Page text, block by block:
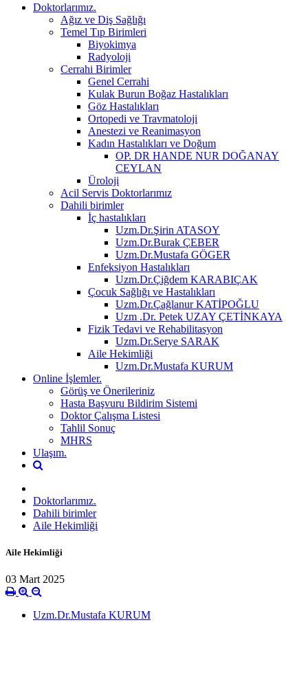
Doktorlarımız.
Ağız ve Diş Sağlığı
Temel Tıp Birimleri
Biyokimya
Radyoloji
Cerrahi Birimler
Genel Cerrahi
Kulak Burun Boğaz Hastalıkları
Göz Hastalıkları
Ortopedi ve Travmatoloji
Anestezi ve Reanimasyon
Kadın Hastalıkları ve Doğum
OP. DR HANDE NUR DOĞANAY
CEYLAN
Üroloji
Acil Servis Doktorlarımız
Dahili birimler
İç hastalıkları
Uzm.Dr.Şirin ATASOY
Uzm.Dr.Burak ÇEBER
Uzm.Dr.Mustafa GÖGER
Enfeksiyon Hastalıkları
Uzm.Dr.Çiğdem KARABIÇAK
Çocuk Sağlığı ve Hastalıkları
Uzm.Dr.Çağlanur KATİPOĞLU
Uzm .Dr. Petek UZAY ÇETİNKAYA
Fizik Tedavi ve Rehabilitasyon
Uzm.Dr.Serye SARAK
Aile Hekimliği
Uzm.Dr.Mustafa KURUM
Online İşlemler.
Görüş ve Önerileriniz
Hasta Başvuru Bildirim Sistemi
Doktor Çalışma Listesi
Tahlil Sonuç
MHRS
Ulaşım.
Doktorlarımız.
Dahili birimler
Aile Hekimliği
Aile Hekimliği
03 Mart 2025
Uzm.Dr.Mustafa KURUM